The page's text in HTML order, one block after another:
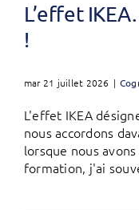
L’effet
!
mar 21 juillet 2026 |
L'effet IKEA
nous accordons
lorsque nous
formation, j'ai